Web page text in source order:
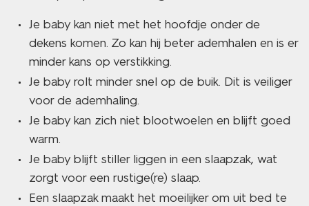
Je baby kan niet met het hoofdje onder de
dekens komen. Zo kan hij beter ademhalen en is er
minder kans op verstikking.
Je baby rolt minder snel op de buik. Dit is veiliger
voor de ademhaling.
Je baby kan zich niet blootwoelen en blijft goed
warm.
Je baby blijft stiller liggen in een slaapzak, wat
zorgt voor een rustige(re) slaap.
Een slaapzak maakt het moeilijker om uit bed te